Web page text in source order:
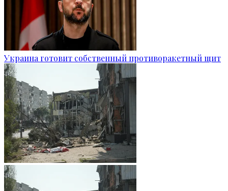
Украина готовит собственный противоракетный щит